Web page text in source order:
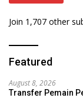
Join 1,707 other
Featured
August 8, 2026
Transfer Pemain